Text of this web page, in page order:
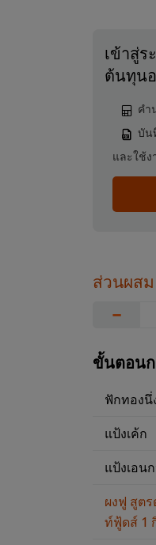
เข้าสู่
ต้นทุนอ
คำ
บัน
และใช้
ส่วนผสม
−
ขั้นตอน
ฟักทองนึ่
แป้งเค้ก
แป้งเอน
ผงฟู สูต
ท์ฟู้ดส์ 1